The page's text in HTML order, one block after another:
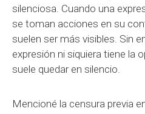
silenciosa. Cuando una
se toman acciones en su
suelen ser más visibles. Sin
expresión ni siquiera tiene la
suele quedar en silencio.
Mencioné la censura previa